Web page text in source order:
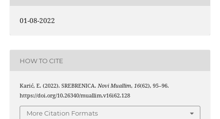
01-08-2022
HOW TO CITE
Karić, E. (2022). SREBRENICA. Novi Muallim, 16(62), 95–96.
https://doi.org/10.26340/muallim.v16i62.128
More Citation Formats